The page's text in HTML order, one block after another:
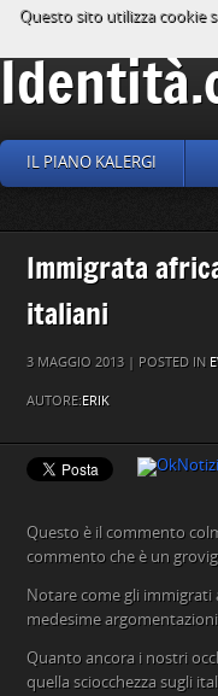
IL PIANO KALERGI
Immigrata
italiani
3 MAGGIO 2013 | POSTED IN
AUTORE:ERIK
Questo è il commento
commento che è un
Notare come gli immigrati
medesime
Quanto ancora i nostri
quella sciocchezza sugli
Questo sito utilizza cookie